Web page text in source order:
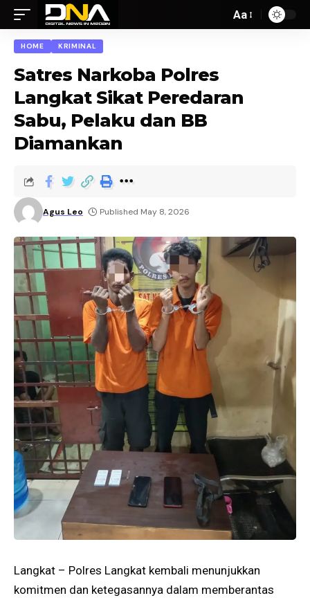
Aa
HOME KRIMINAL
Satres Narkoba Polres
Langkat Sikat Peredaran
Sabu, Pelaku dan BB
Diamankan
Agus Leo Published May 8, 2026
Langkat – Polres Langkat kembali menunjukkan
komitmen dan ketegasannya dalam memberantas